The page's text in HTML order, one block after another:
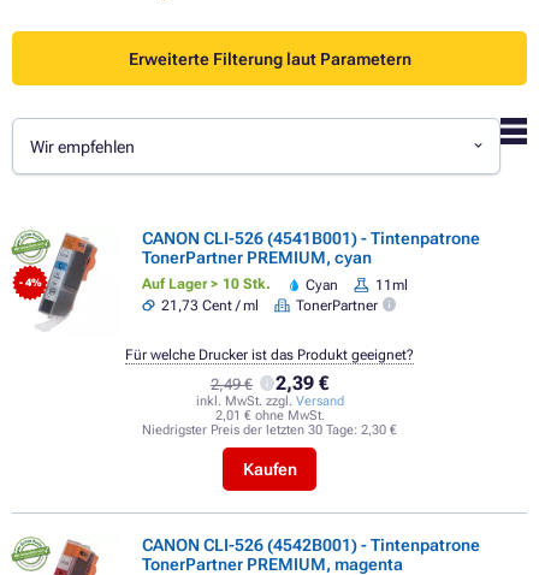
Erweiterte Filterung laut Parametern
Wir empfehlen
- 4%
CANON CLI-526 (4541B001) - Tintenpatrone
TonerPartner PREMIUM, cyan
Auf Lager > 10 Stk. Cyan
11ml
21,73 Cent / ml
TonerPartner
2,49 € 2,39 €
inkl. MwSt. zzgl. Versand
2,01 € ohne MwSt.
Niedrigster Preis der letzten 30 Tage: 2,30 €
Kaufen
Für welche Drucker ist das Produkt geeignet?
CANON CLI-526 (4542B001) - Tintenpatrone
TonerPartner PREMIUM, magenta